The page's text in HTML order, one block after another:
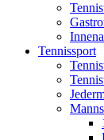
Tennissport